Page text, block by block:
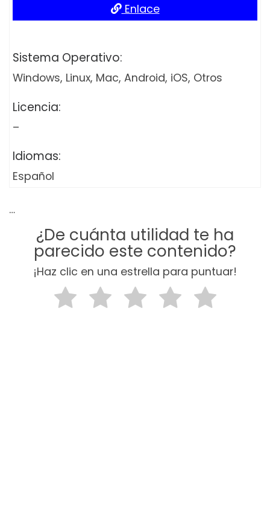
Enlace
Sistema Operativo:
Windows, Linux, Mac, Android, iOS, Otros
Licencia:
–
Idiomas:
Español
…
¿De cuánta utilidad te ha
parecido este contenido?
¡Haz clic en una estrella para puntuar!